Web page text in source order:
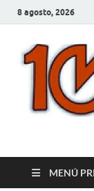
8 agosto, 2026
MENÚ